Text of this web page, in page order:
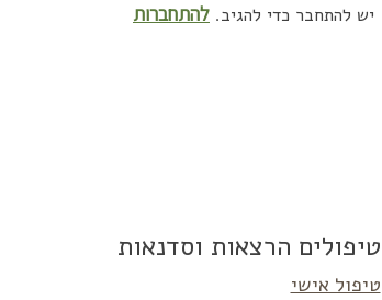
יש להתחבר כדי להגיב. להתחברות
טיפולים הרצאות וסדנאות
טיפול אישי